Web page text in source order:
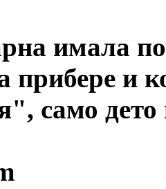
имала
прибере и
само дето